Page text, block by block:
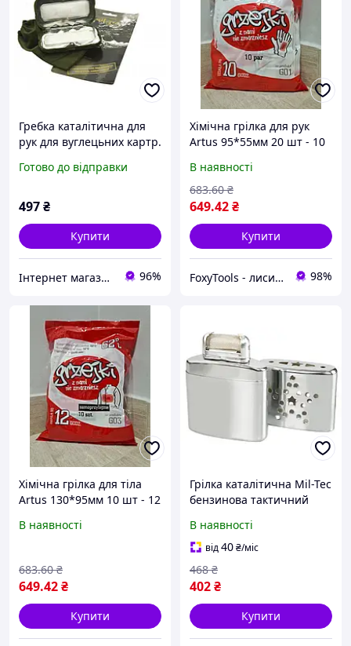
Гребка каталітична для
рук для вуглецьних картр.
Готово до відправки
497₴
Купити
Інтернет магазин Постелюшка (Домашній текстиль, сумки, товари для дому та відпочинку) 96%
Хімічна грілка для рук
Artus 95*55мм 20 шт - 10
В наявності
649.42₴
683.60 ₴
Купити
FoxyTools - лисичка без інструменту не лишить! 98%
Хімічна грілка для тіла
Artus 130*95мм 10 шт - 12
В наявності
649.42₴
683.60 ₴
Купити
Грілка каталітична Mil-Tec
бензинова тактичний
В наявності
від40₴/міс
402₴
468 ₴
Купити